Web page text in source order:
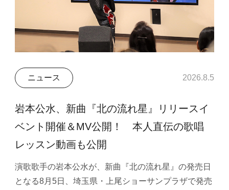
ニュース 2026.8.5
岩本公水、新曲『北の流れ星』リリースイ
ベント開催＆MV公開！ 本人直伝の歌唱
レッスン動画も公開
演歌歌手の岩本公水が、新曲『北の流れ星』の発売日
となる8月5日、埼玉県・上尾ショーサンプラザで発売